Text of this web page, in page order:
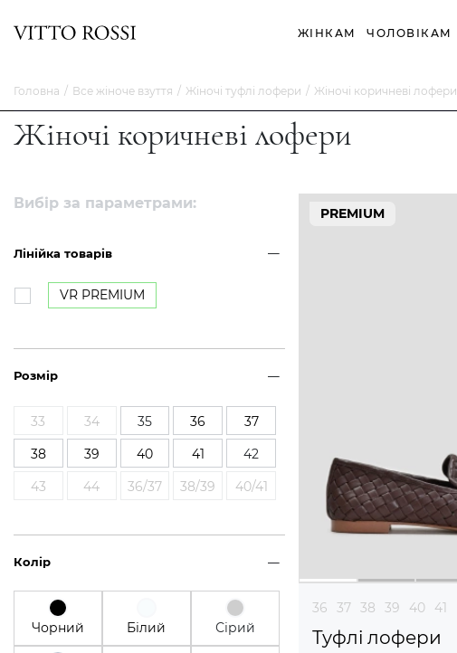
ЖІНКАМ ЧОЛОВІКАМ
Головна Все жіноче взуття Жіночі туфлі лофери Жіночі коричневі лофери
Жіночі коричневі лофери
Вибір за параметрами:
Лінійка товарів
VR PREMIUM
Розмір
33 34 35 36
37
38
39 40 41
42
43
44 36/37 38/39 40/41
Колір
Чорний Білий Сірий
PREMIUM
36 37 38 39 40 41
Туфлі лофери